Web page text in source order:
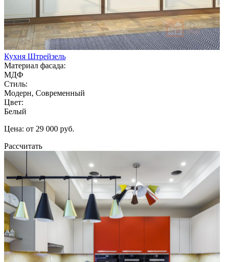
Кухня Штрейзель
Материал фасада:
МДФ
Стиль:
Модерн, Современный
Цвет:
Белый
Цена: от 29 000 руб.
Рассчитать